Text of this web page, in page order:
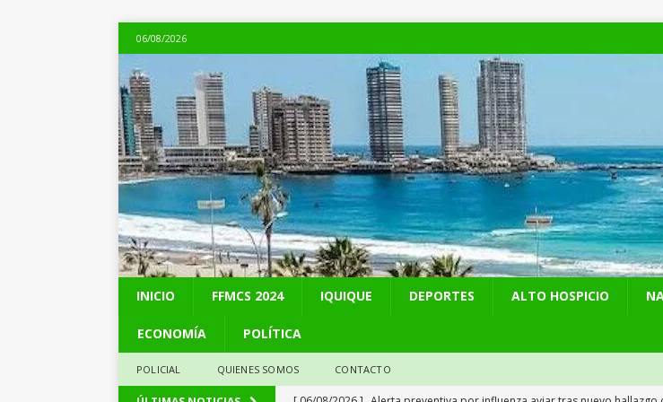
06/08/2026
INICIO FFMCS 2024 IQUIQUE DEPORTES ALTO HOSPICIO
ECONOMÍA POLÍTICA
POLICIAL QUIENES SOMOS CONTACTO